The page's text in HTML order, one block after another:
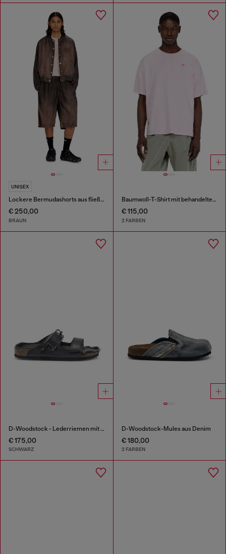
UNISEX
Lockere Bermudashorts aus fließendem, beschichtetem Denim
€ 250,00
BRAUN
Baumwoll-T-Shirt mit behandelten Effekt
€ 115,00
2 FARBEN
D-Woodstock - Lederriemen mit Korkfußbett
€ 175,00
SCHWARZ
D-Woodstock-Mules aus Denim
€ 180,00
2 FARBEN